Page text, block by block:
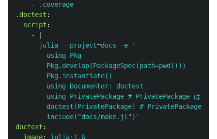
-
.coverage
.doctest :
script :
-
julia --project=docs -e '
using Pkg
Pkg.develop(PackageSpec(path=pwd()))
Pkg.instantiate()
using Documenter: doctest
using PrivatePackage # PrivatePackage は各自の
doctest(PrivatePackage) # PrivatePackage は各
include("docs/make.jl")'
doctest :
image:
julia:1.6